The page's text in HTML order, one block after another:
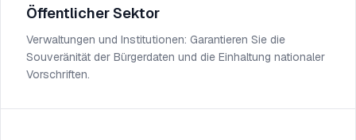
Öffentlicher Sektor
Verwaltungen und Institutionen: Garantieren Sie die
Souveränität der Bürgerdaten und die Einhaltung nationaler
Vorschriften.